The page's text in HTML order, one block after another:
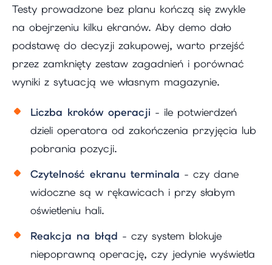
Testy prowadzone bez planu kończą się zwykle
na obejrzeniu kilku ekranów. Aby demo dało
podstawę do decyzji zakupowej, warto przejść
przez zamknięty zestaw zagadnień i porównać
wyniki z sytuacją we własnym magazynie.
Liczba kroków operacji - ile potwierdzeń
dzieli operatora od zakończenia przyjęcia lub
pobrania pozycji.
Czytelność ekranu terminala - czy dane
widoczne są w rękawicach i przy słabym
oświetleniu hali.
Reakcja na błąd - czy system blokuje
niepoprawną operację, czy jedynie wyświetla